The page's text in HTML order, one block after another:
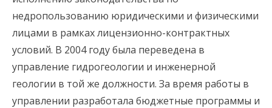
недропользованию юридическими и физическими
лицами в рамках лицензионно-контрактных
условий. В 2004 году была переведена в
управление гидрогеологии и инженерной
геологии в той же должности. За время работы в
управлении разработала бюджетные программы и